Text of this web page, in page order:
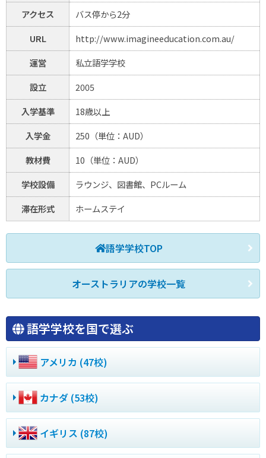
アクセス
バス停から2分
URL
http://www.imagineeducation.com.au/
運営
私立語学学校
設立
2005
入学基準
18歳以上
入学金
250（単位：AUD）
教材費
10（単位：AUD）
学校設備
ラウンジ、図書館、PCルーム
滞在形式
ホームステイ
語学学校TOP
オーストラリアの学校一覧
語学学校を国で選ぶ
アメリカ (47校)
カナダ (53校)
イギリス (87校)